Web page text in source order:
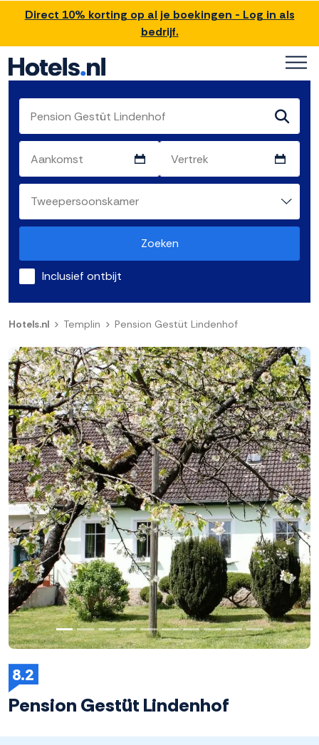
Direct 10% korting op al je boekingen - Log in als
bedrijf.
Zoeken
Inclusief ontbijt
Hotels.nl Templin Pension Gestüt Lindenhof
8.2
Pension Gestüt Lindenhof